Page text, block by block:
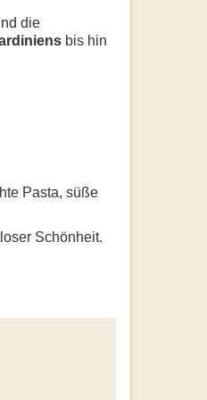
die
bis hin
Pasta, süße
Schönheit.